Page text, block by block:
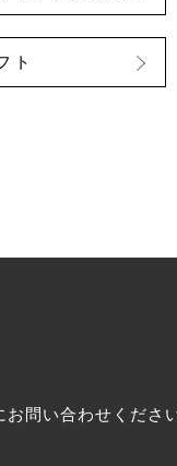
ト
問い合わせください